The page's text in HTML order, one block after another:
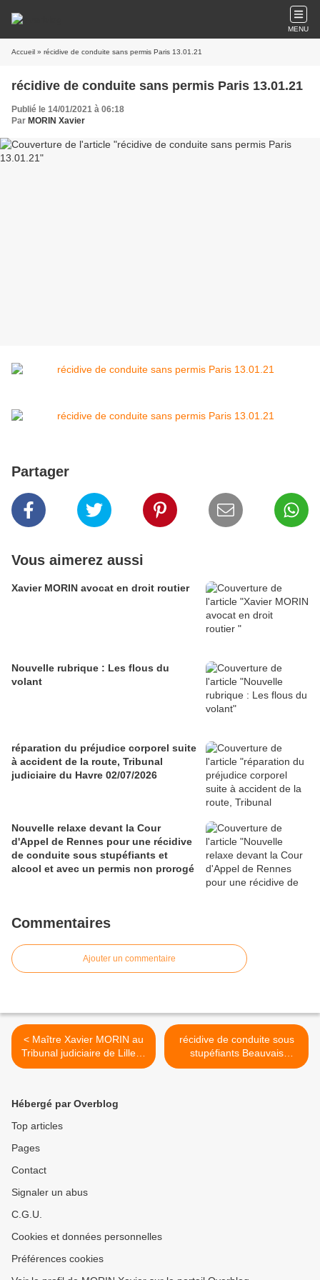
MENU
Accueil » récidive de conduite sans permis Paris 13.01.21
récidive de conduite sans permis Paris 13.01.21
Publié le 14/01/2021 à 06:18
Par MORIN Xavier
Partager
Vous aimerez aussi
Xavier MORIN avocat en droit routier
Nouvelle rubrique : Les flous du
volant
réparation du préjudice corporel suite
à accident de la route, Tribunal
judiciaire du Havre 02/07/2026
Nouvelle relaxe devant la Cour
d'Appel de Rennes pour une récidive
de conduite sous stupéfiants et
alcool et avec un permis non prorogé
Commentaires
Ajouter un commentaire
< Maître Xavier MORIN au
Tribunal judiciaire de Lille le
16 Décembre 2020
récidive de conduite sous
stupéfiants Beauvais
25.01.21 >
Hébergé par Overblog
Top articles
Pages
Contact
Signaler un abus
C.G.U.
Cookies et données personnelles
Préférences cookies